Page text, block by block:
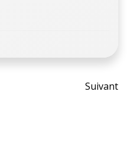
Suivant